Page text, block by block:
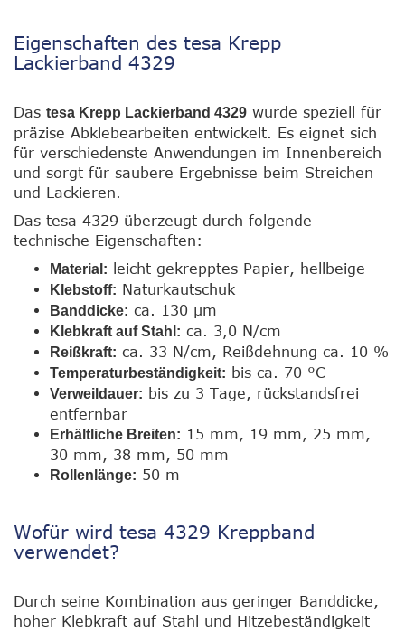
Eigenschaften des tesa Krepp
Lackierband 4329
Das tesa Krepp Lackierband 4329 wurde speziell für
präzise Abklebearbeiten entwickelt. Es eignet sich
für verschiedenste Anwendungen im Innenbereich
und sorgt für saubere Ergebnisse beim Streichen
und Lackieren.
Das tesa 4329 überzeugt durch folgende
technische Eigenschaften:
Material: leicht gekrepptes Papier, hellbeige
Klebstoff: Naturkautschuk
Banddicke: ca. 130 µm
Klebkraft auf Stahl: ca. 3,0 N/cm
Reißkraft: ca. 33 N/cm, Reißdehnung ca. 10 %
Temperaturbeständigkeit: bis ca. 70 °C
Verweildauer: bis zu 3 Tage, rückstandsfrei
entfernbar
Erhältliche Breiten: 15 mm, 19 mm, 25 mm,
30 mm, 38 mm, 50 mm
Rollenlänge: 50 m
Wofür wird tesa 4329 Kreppband
verwendet?
Durch seine Kombination aus geringer Banddicke,
hoher Klebkraft auf Stahl und Hitzebeständigkeit